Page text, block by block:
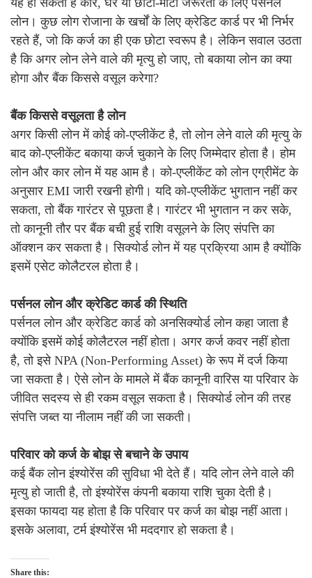
लोन। कुछ लोग रोजाना के खर्चों के लिए क्रेडिट कार्ड पर भी निर्भर
रहते हैं, जो कि कर्ज का ही एक छोटा स्वरूप है। लेकिन सवाल उठता
है कि अगर लोन लेने वाले की मृत्यु हो जाए, तो बकाया लोन का क्या
होगा और बैंक किससे वसूल करेगा?
बैंक किससे वसूलता है लोन
अगर किसी लोन में कोई को-एप्लीकेंट है, तो लोन लेने वाले की मृत्यु के
बाद को-एप्लीकेंट बकाया कर्ज चुकाने के लिए जिम्मेदार होता है। होम
लोन और कार लोन में यह आम है। को-एप्लीकेंट को लोन एग्रीमेंट के
अनुसार EMI जारी रखनी होगी। यदि को-एप्लीकेंट भुगतान नहीं कर
सकता, तो बैंक गारंटर से पूछता है। गारंटर भी भुगतान न कर सके,
तो कानूनी तौर पर बैंक बची हुई राशि वसूलने के लिए संपत्ति का
ऑक्शन कर सकता है। सिक्योर्ड लोन में यह प्रक्रिया आम है क्योंकि
इसमें एसेट कोलैटरल होता है।
पर्सनल लोन और क्रेडिट कार्ड की स्थिति
पर्सनल लोन और क्रेडिट कार्ड को अनसिक्योर्ड लोन कहा जाता है
क्योंकि इसमें कोई कोलैटरल नहीं होता। अगर कर्ज कवर नहीं होता
है, तो इसे NPA (Non-Performing Asset) के रूप में दर्ज किया
जा सकता है। ऐसे लोन के मामले में बैंक कानूनी वारिस या परिवार के
जीवित सदस्य से ही रकम वसूल सकता है। सिक्योर्ड लोन की तरह
संपत्ति जब्त या नीलाम नहीं की जा सकती।
परिवार को कर्ज के बोझ से बचाने के उपाय
कई बैंक लोन इंश्योरेंस की सुविधा भी देते हैं। यदि लोन लेने वाले की
मृत्यु हो जाती है, तो इंश्योरेंस कंपनी बकाया राशि चुका देती है।
इसका फायदा यह होता है कि परिवार पर कर्ज का बोझ नहीं आता।
इसके अलावा, टर्म इंश्योरेंस भी मददगार हो सकता है।
Share this: